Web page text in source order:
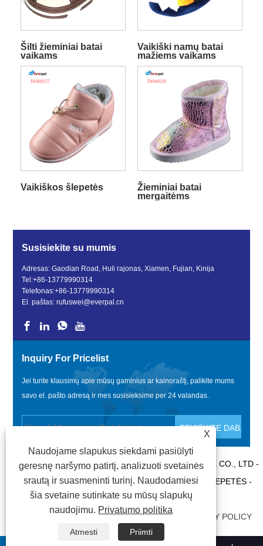
Šilti žieminiai batai
vaikams
Vaikiški namų batai
mažiems vaikams
Vaikiškos šlepetės
Žieminiai batai
mergaitėms
Susisiekite su mumis
Adresas: Gaodian Road, Huli rajonas, Xiamen, Fujian, Kinija
Tel:+86-13779990314
Telefonas:+86-13779990314
El. paštas:rufuswei@everpal.cn
Inquiry For Pricelist
Jei turite klausimų apie mūsų gaminius ar kainoraštį, palikite mums
savo el. pašto adresą ir mes susisieksime per 24 valandas.
AUTORINĖS TEISĖS © 2022 XIAMEN EVERPAL TRADE CO., LTD -
„FLIP FLOPS“, „SANDALS“ ŠLEPETĖS, SKAIDRIŲ ŠLEPETĖS -
VISOS TEISĖS SAUGOMOS.
SITEMAP|RSS|XML| PRIVACY POLICY
X
Naudojame slapukus siekdami pasiūlyti
geresnę naršymo patirtį, analizuoti svetainės
srautą ir suasmeninti turinį. Naudodamiesi
šia svetaine sutinkate su mūsų slapukų
naudojimu. Privatumo politika
Atmesti
Priimti